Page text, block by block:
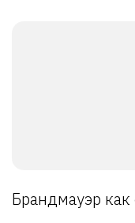
Брандмауэр